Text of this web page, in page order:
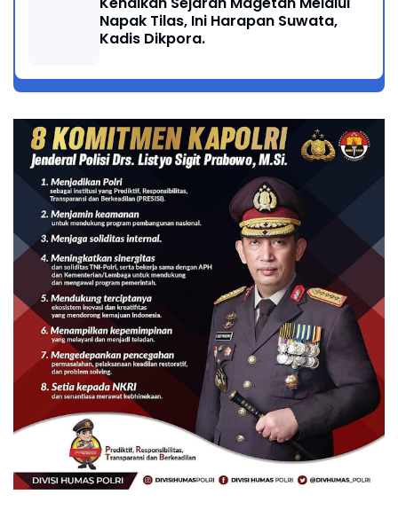
Napak Tilas, Ini Harapan Suwata,
Kadis Dikpora.